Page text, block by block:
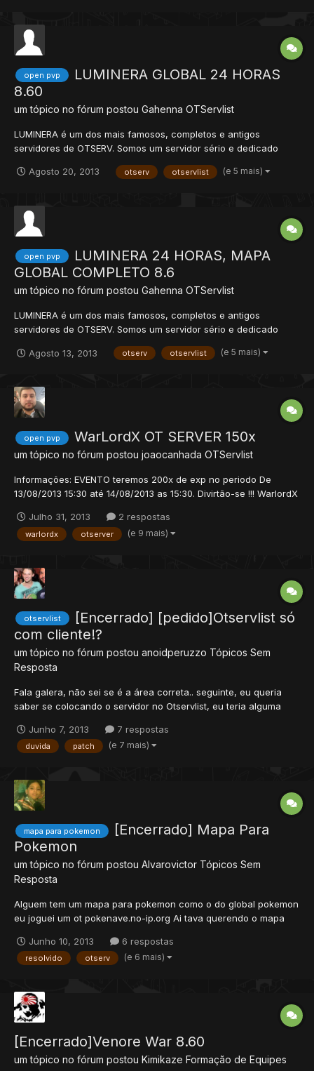
open pvp
LUMINERA GLOBAL 24 HORAS
8.60
um tópico no fórum postou Gahenna OTServlist
LUMINERA é um dos mais famosos, completos e antigos
servidores de OTSERV. Somos um servidor sério e dedicado
2009, a comunidade é grande e diversificada, tornando-o um
presentes em outros...
Agosto 20, 2013 otserv otservlist (e 5 mais)
open pvp
LUMINERA 24 HORAS, MAPA
GLOBAL COMPLETO 8.6
um tópico no fórum postou Gahenna OTServlist
LUMINERA é um dos mais famosos, completos e antigos
servidores de OTSERV. Somos um servidor sério e dedicado
2009, a comunidade é grande e diversificada, tornando-o um
presentes em outros...
Agosto 13, 2013 otserv otservlist (e 5 mais)
open pvp WarLordX OT SERVER 150x
um tópico no fórum postou joaocanhada OTServlist
Informações: EVENTO teremos 200x de exp no periodo De
13/08/2013 15:30 até 14/08/2013 as 15:30. Divirtão-se !!! WarlordX
= https://www.facebook.../WarLordXOtServ IP: warlordx.no-ip.biz
Site: http://warlordx.no-ip.biz:8090...
Julho 31, 2013 2 respostas
warlordx otserver (e 9 mais)
otservlist
[Encerrado] [pedido]Otservlist só
com cliente!?
um tópico no fórum postou anoidperuzzo Tópicos Sem
Resposta
Fala galera, não sei se é a área correta.. seguinte, eu queria
saber se colocando o servidor no Otservlist, eu teria alguma
meu cliente no caso... Estou modificando muitas coisas dentro
do Game, então só poderá funcionar corretamente co...
Junho 7, 2013 7 respostas
duvida patch (e 7 mais)
mapa para pokemon
[Encerrado] Mapa Para
Pokemon
um tópico no fórum postou Alvarovictor Tópicos Sem
Resposta
Alguem tem um mapa para pokemon como o do global pokemon
eu joguei um ot pokenave.no-ip.org Ai tava querendo o mapa
Junho 10, 2013
6 respostas
resolvido otserv (e 6 mais)
[Encerrado]Venore War 8.60
um tópico no fórum postou Kimikaze Formação de Equipes